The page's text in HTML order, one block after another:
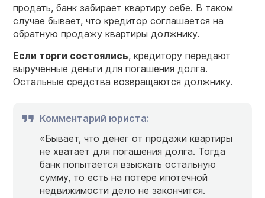
продать, банк забирает квартиру себе. В таком
случае бывает, что кредитор соглашается на
обратную продажу квартиры должнику.
Если торги состоялись, кредитору передают
вырученные деньги для погашения долга.
Остальные средства возвращаются должнику.
Комментарий юриста:
«Бывает, что денег от продажи квартиры
не хватает для погашения долга. Тогда
банк попытается взыскать остальную
сумму, то есть на потере ипотечной
недвижимости дело не закончится.